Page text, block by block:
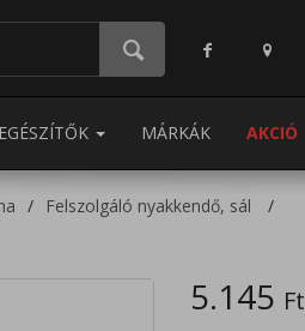
MÁRKÁK AKCIÓ
Felszolgáló nyakkendő, sál
5.145 Ft